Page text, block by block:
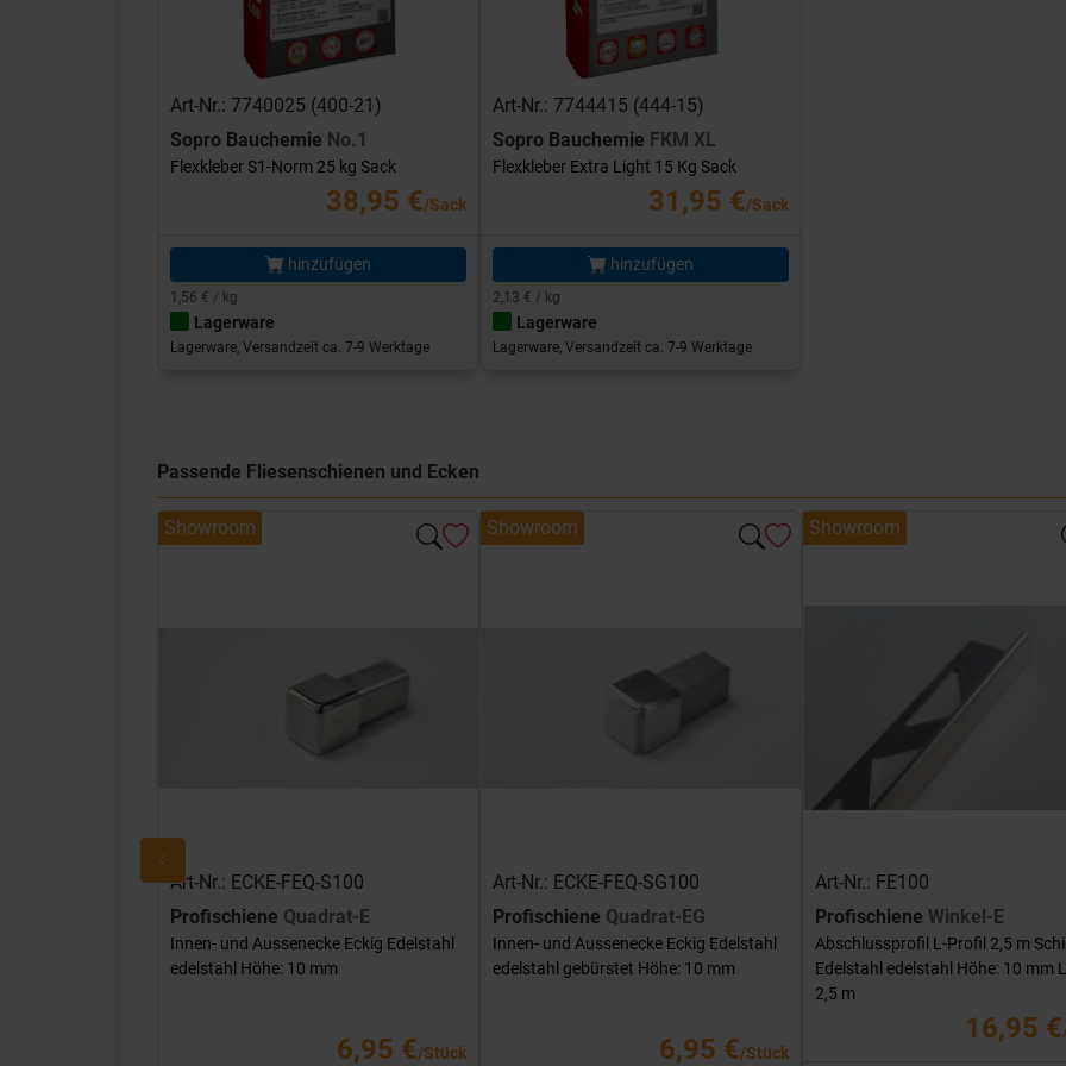
Art-Nr.: 7740025 (400-21)
Sopro Bauchemie No.1
Flexkleber S1-Norm 25 kg Sack
38,95 €/Sack
hinzufügen
1,56 € / kg
Lagerware
Lagerware, Versandzeit ca. 7-9 Werktage
Art-Nr.: 7744415 (444-15)
Sopro Bauchemie FKM XL
Flexkleber Extra Light 15 Kg Sack
31,95 €/Sack
hinzufügen
2,13 € / kg
Lagerware
Lagerware, Versandzeit ca. 7-9 Werktage
Passende Fliesenschienen und Ecken
Showroom
Art-Nr.: ECKE-FEQ-S100
Profischiene Quadrat-E
Innen- und Aussenecke Eckig Edelstahl
edelstahl Höhe: 10 mm
6,95 €/Stück
Showroom
Art-Nr.: ECKE-FEQ-SG100
Profischiene Quadrat-EG
Innen- und Aussenecke Eckig Edelstahl
edelstahl gebürstet Höhe: 10 mm
6,95 €/Stück
Showroom
Art-Nr.: FE100
Profischiene Winkel-E
Abschlussprofil L-Profil 2,5 m
Edelstahl edelstahl Höhe: 10 mm
2,5 m
16,95 €